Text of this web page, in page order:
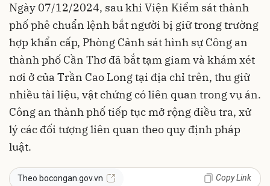
Ngày 07/12/2024, sau khi Viện Kiểm sát thành
phố phê chuẩn lệnh bắt người bị giữ trong trường
hợp khẩn cấp, Phòng Cảnh sát hình sự Công an
thành phố Cần Thơ đã bắt tạm giam và khám xét
nơi ở của Trần Cao Long tại địa chỉ trên, thu giữ
nhiều tài liệu, vật chứng có liên quan trong vụ án.
Công an thành phố tiếp tục mở rộng điều tra, xử
lý các đối tượng liên quan theo quy định pháp
luật.
Theo bocongan.gov.vn Copy Link